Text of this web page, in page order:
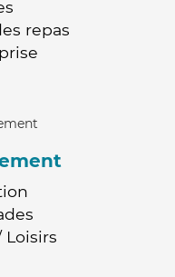
repas
Loisirs